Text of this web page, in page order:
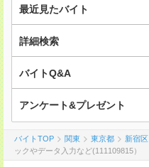
最近見たバイト
詳細検索
バイトQ&A
アンケート&プレゼント
バイトTOP 関東 東京都 新宿区
ックやデータ入力など(111109815）